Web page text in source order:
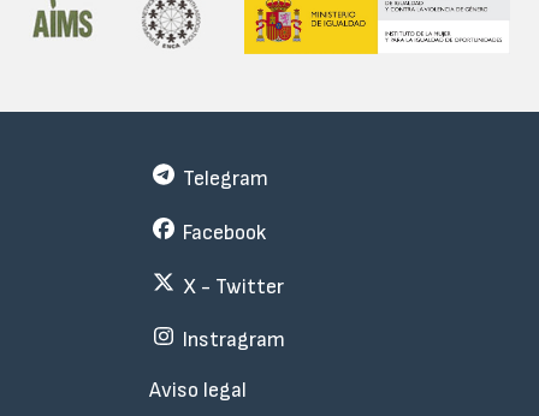
Subfooter
Telegram
Facebook
X - Twitter
Instragram
Aviso legal